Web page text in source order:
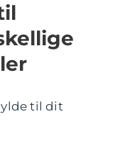
til dit